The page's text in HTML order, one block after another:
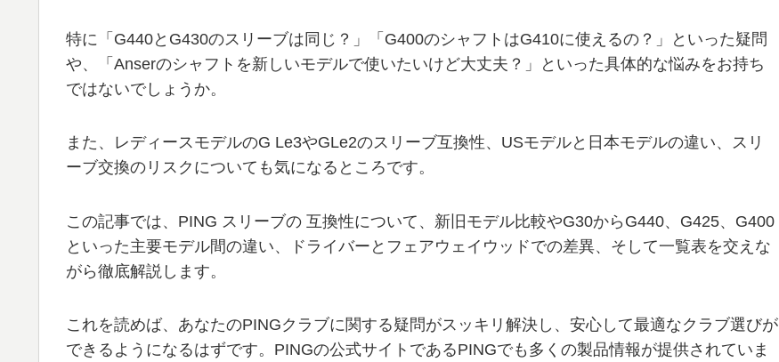
特に「G440とG430のスリーブは同じ？」「G400のシャフトはG410に使えるの？」といった疑問
や、「Anserのシャフトを新しいモデルで使いたいけど大丈夫？」といった具体的な悩みをお持ち
ではないでしょうか。
また、レディースモデルのG Le3やGLe2のスリーブ互換性、USモデルと日本モデルの違い、スリ
ーブ交換のリスクについても気になるところです。
この記事では、PING スリーブの 互換性について、新旧モデル比較やG30からG440、G425、G400
といった主要モデル間の違い、ドライバーとフェアウェイウッドでの差異、そして一覧表を交えな
がら徹底解説します。
これを読めば、あなたのPINGクラブに関する疑問がスッキリ解決し、安心して最適なクラブ選びが
できるようになるはずです。PINGの公式サイトであるPINGでも多くの製品情報が提供されていま